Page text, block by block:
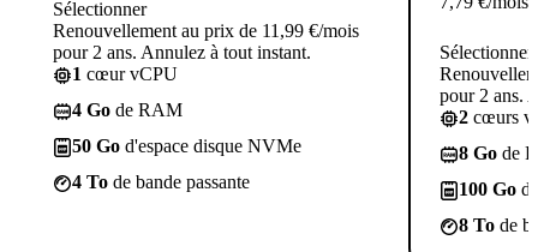
Sélectionner
Renouvellement au prix de 11,99 €/mois
pour 2 ans. Annulez à tout instant.
1 cœur vCPU
4 Go de RAM
50 Go d'espace disque NVMe
4 To de bande passante
Sélectionner
pour 2 ans.
2 cœurs
8 Go de
100 Go
8 To de